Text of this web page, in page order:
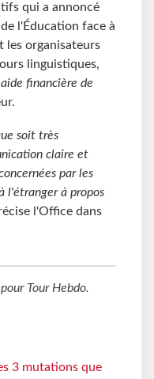
qui a annoncé
l'Éducation face à
les organisateurs
linguistiques,
financière de
soit très
claire et
par les
l'étranger à propos
l'Office dans
pour Tour Hebdo.
3 mutations que